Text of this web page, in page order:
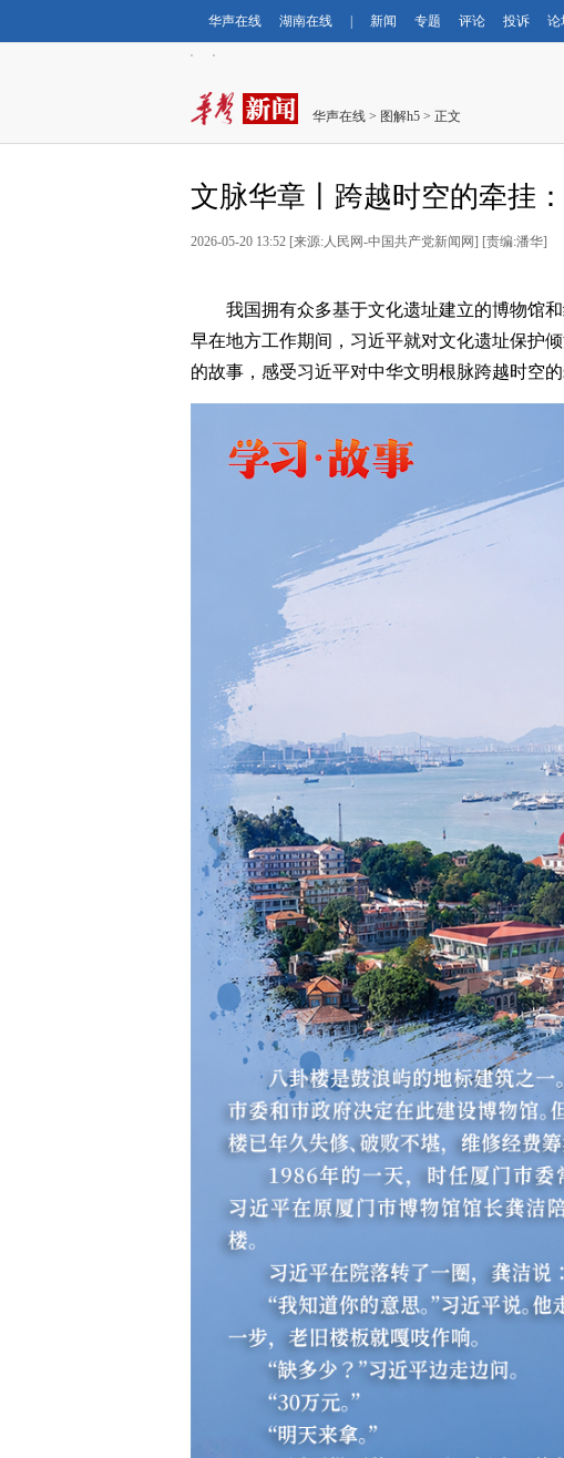
华声在线 湖南在线 新闻 专题 评论 投诉 论
华声在线 > 图解h5 > 正文
文脉华章丨跨越时空的牵挂
2026-05-20 13:52 [来源:人民网-中国共产党新闻网] [责编:潘华]
我国拥有众多基于文化遗址建立的博物馆
早在地方工作期间，习近平就对文化遗址保护
的故事，感受习近平对中华文明根脉跨越时空的